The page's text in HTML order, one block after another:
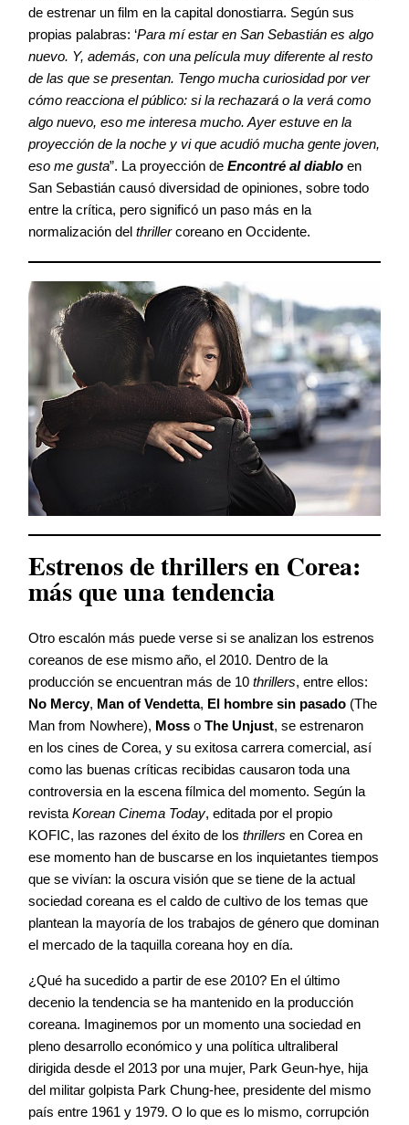
de estrenar un film en la capital donostiarra. Según sus
propias palabras: ‘Para mí estar en San Sebastián es algo
nuevo. Y, además, con una película muy diferente al resto
de las que se presentan. Tengo mucha curiosidad por ver
cómo reacciona el público: si la rechazará o la verá como
algo nuevo, eso me interesa mucho. Ayer estuve en la
proyección de la noche y vi que acudió mucha gente joven,
eso me gusta”. La proyección de Encontré al diablo en
San Sebastián causó diversidad de opiniones, sobre todo
entre la crítica, pero significó un paso más en la
normalización del thrillercoreano en Occidente.
Estrenos de thrillers en Corea:
más que una tendencia
Otro escalón más puede verse si se analizan los estrenos
coreanos de ese mismo año, el 2010. Dentro de la
producción se encuentran más de 10 thrillers, entre ellos:
No Mercy, Man of Vendetta, El hombre sin pasado (The
Man from Nowhere), Moss o The Unjust, se estrenaron
en los cines de Corea, y su exitosa carrera comercial, así
como las buenas críticas recibidas causaron toda una
controversia en la escena fílmica del momento. Según la
revista Korean Cinema Today, editada por el propio
KOFIC, las razones del éxito de los thrillers en Corea en
ese momento han de buscarse en los inquietantes tiempos
que se vivían: la oscura visión que se tiene de la actual
sociedad coreana es el caldo de cultivo de los temas que
plantean la mayoría de los trabajos de género que dominan
el mercado de la taquilla coreana hoy en día.
¿Qué ha sucedido a partir de ese 2010? En el último
decenio la tendencia se ha mantenido en la producción
coreana. Imaginemos por un momento una sociedad en
pleno desarrollo económico y una política ultraliberal
dirigida desde el 2013 por una mujer, Park Geun-hye, hija
del militar golpista Park Chung-hee, presidente del mismo
país entre 1961 y 1979. O lo que es lo mismo, corrupción